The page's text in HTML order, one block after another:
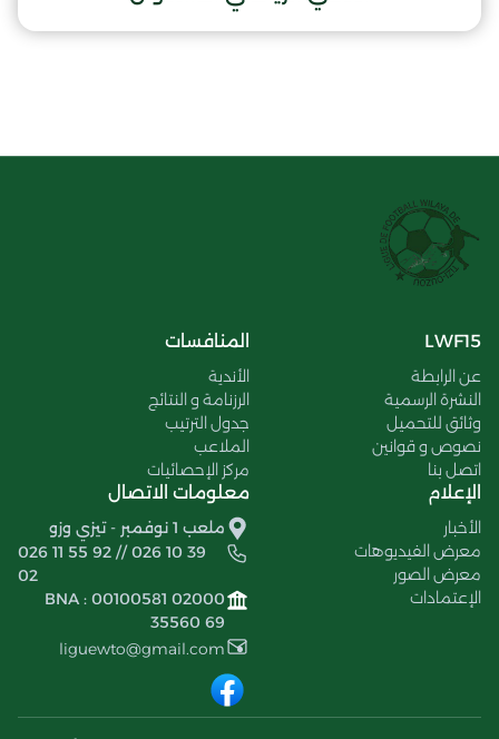
LWF15
عن الرابطة
النشرة الرسمية
وثائق للتحميل
نصوص و قوانين
اتصل بنا
المنافسات
الأندية
الرزنامة و النتائج
جدول الترتيب
الملاعب
مركز الإحصائيات
الإعلام
الأخبار
معرض الفيديوهات
معرض الصور
الإعتمادات
معلومات الاتصال
ملعب 1 نوفمبر - تيزي وزو
026 11 55 92 // 026 10 39
02
BNA : 00100581 02000
35560 69
liguewto@gmail.com